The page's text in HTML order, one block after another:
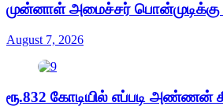
முன்னாள் அமைச்சர் பொன்முடிக்கு
August 7, 2026
ரூ.832 கோடியில் எப்படி அண்ணன்